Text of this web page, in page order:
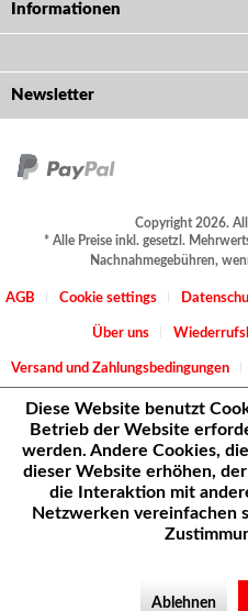
Informationen
Newsletter
Copyright 2026.
* Alle Preise inkl. gesetzl.
Nachnahmegebühren,
AGB Cookie settings
Über uns
Versand und Zahlungsbedingungen
Diese Website benutzt
Betrieb der Website
werden. Andere Cookies,
dieser Website erhöhen,
die Interaktion mit
Netzwerken vereinfachen
Ablehnen